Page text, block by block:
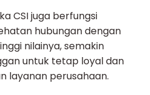
CSI juga berfungsi
hubungan dengan
nilainya, semakin
untuk tetap loyal dan
layanan perusahaan.